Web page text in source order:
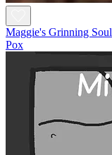
Maggie's Grinning Soul
Pox